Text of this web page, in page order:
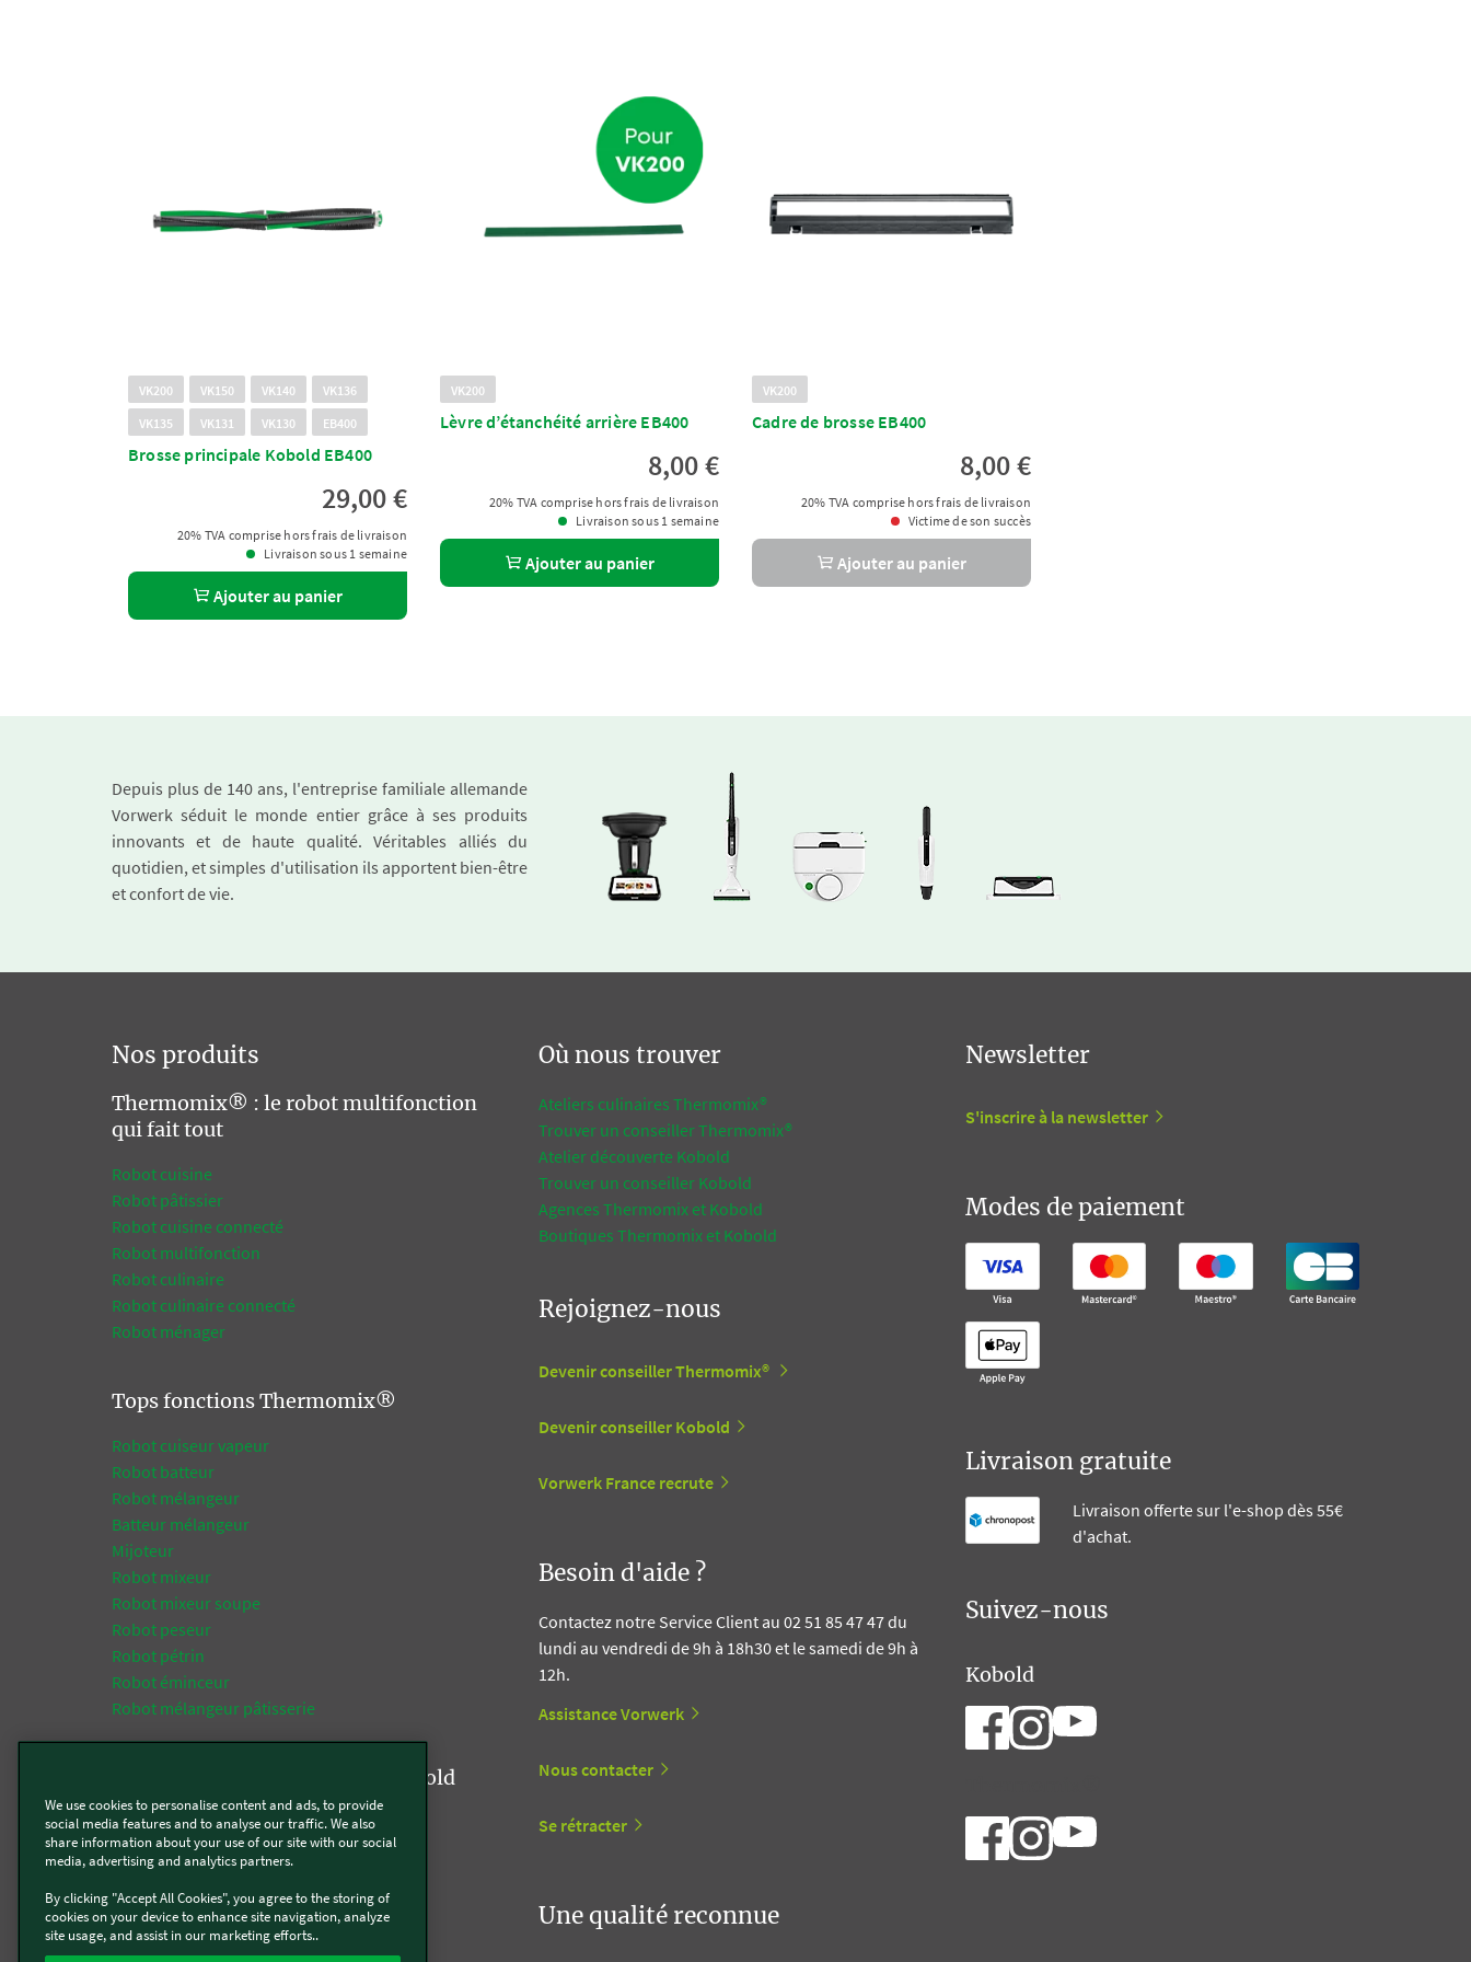
VK200 VK150 VK140
VK136
VK135
VK131 VK130 EB400
Brosse principale Kobold EB400
29,00 €
20% TVA comprise hors frais de livraison
Livraison sous 1 semaine
Ajouter au panier
VK200
Lèvre d’étanchéité arrière EB400
8,00 €
20% TVA comprise hors frais de livraison
Livraison sous 1 semaine
Ajouter au panier
VK200
Cadre de brosse EB400
8,00 €
20% TVA comprise hors frais de livraison
Victime de son succès
Ajouter au panier
Depuis plus de 140 ans, l'entreprise familiale allemande
Vorwerk séduit le monde entier grâce à ses produits
innovants et de haute qualité. Véritables alliés du
quotidien, et simples d'utilisation ils apportent bien-être
et confort de vie.
Nos produits
Thermomix® : le robot multifonction
qui fait tout
Robot cuisine
Robot pâtissier
Robot cuisine connecté
Robot multifonction
Robot culinaire
Robot culinaire connecté
Robot ménager
Tops fonctions Thermomix®
Robot cuiseur vapeur
Robot batteur
Robot mélangeur
Batteur mélangeur
Mijoteur
Robot mixeur
Robot mixeur soupe
Robot peseur
Robot pétrin
Robot éminceur
Robot mélangeur pâtisserie
Tops fonctions de la gamme Kobold
Aspirateur
Aspirateur multifonction
Aspirateur laveur
Aspirateur textile
Aspirateur silencieux
Aspirateur robot
Où nous trouver
Ateliers culinaires Thermomix®
Trouver un conseiller Thermomix®
Atelier découverte Kobold
Trouver un conseiller Kobold
Agences Thermomix et Kobold
Boutiques Thermomix et Kobold
Rejoignez-nous
Devenir conseiller Thermomix®
Devenir conseiller Kobold
Vorwerk France recrute
Besoin d'aide ?
Contactez notre Service Client au 02 51 85 47 47 du
lundi au vendredi de 9h à 18h30 et le samedi de 9h à
12h.
Assistance Vorwerk
Nous contacter
Se rétracter
Une qualité reconnue
Newsletter
S'inscrire à la newsletter
Modes de paiement
Livraison gratuite
Livraison offerte sur l'e-shop dès 55€
d'achat.
Suivez-nous
Kobold
We use cookies to personalise content and ads, to provide
social media features and to analyse our traffic. We also
share information about your use of our site with our social
media, advertising and analytics partners.
By clicking "Accept All Cookies", you agree to the storing of
cookies on your device to enhance site navigation, analyze
site usage, and assist in our marketing efforts..